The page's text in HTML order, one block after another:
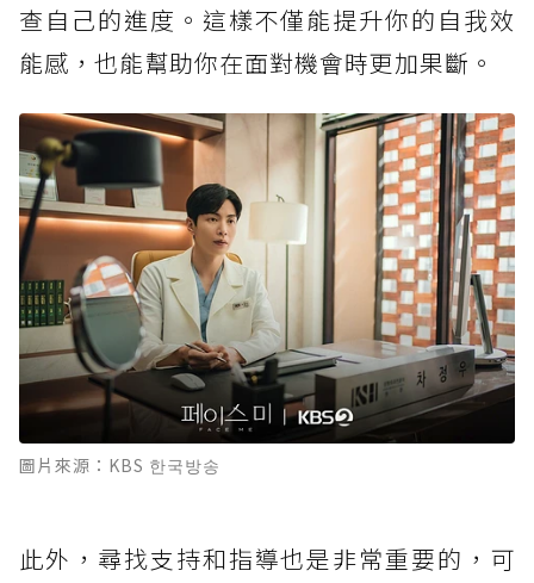
查自己的進度。這樣不僅能提升你的自我效
能感，也能幫助你在面對機會時更加果斷。
圖片來源：KBS 한국방송
此外，尋找支持和指導也是非常重要的，可